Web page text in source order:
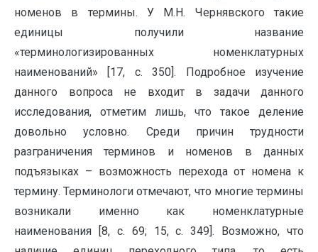
номенов в термины. У М.Н. Чернявского такие
единицы получили название
«терминологизированных номенклатурных
наименований» [17, с. 350]. Подробное изучение
данного вопроса не входит в задачи данного
исследования, отметим лишь, что такое деление
довольно условно. Среди причин трудности
разграничения терминов и номенов в данных
подъязыках – возможность перехода от номена к
термину. Терминологи отмечают, что многие термины
возникали именно как номенклатурные
наименования [8, с. 69; 15, с. 349]. Возможно, что